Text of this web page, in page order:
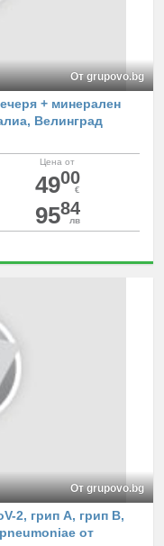
От grupovo.bg
+ минерален
Велинград
Цена от
4900
€
9584
лв
От grupovo.bg
2, грип А, грип В,
от